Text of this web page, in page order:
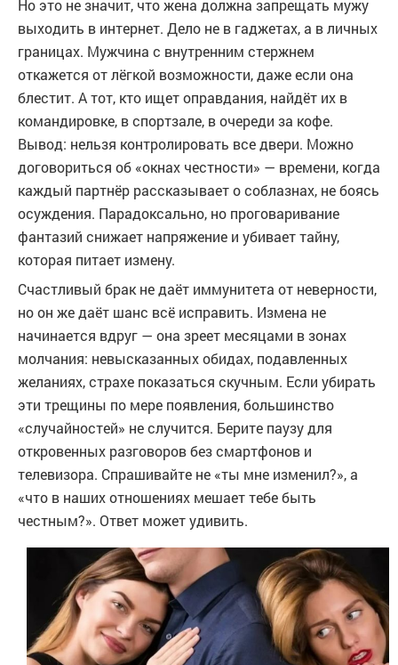
Но это не значит, что жена должна запрещать мужу
выходить в интернет. Дело не в гаджетах, а в личных
границах. Мужчина с внутренним стержнем
откажется от лёгкой возможности, даже если она
блестит. А тот, кто ищет оправдания, найдёт их в
командировке, в спортзале, в очереди за кофе.
Вывод: нельзя контролировать все двери. Можно
договориться об «окнах честности» — времени, когда
каждый партнёр рассказывает о соблазнах, не боясь
осуждения. Парадоксально, но проговаривание
фантазий снижает напряжение и убивает тайну,
которая питает измену.
Счастливый брак не даёт иммунитета от неверности,
но он же даёт шанс всё исправить. Измена не
начинается вдруг — она зреет месяцами в зонах
молчания: невысказанных обидах, подавленных
желаниях, страхе показаться скучным. Если убирать
эти трещины по мере появления, большинство
«случайностей» не случится. Берите паузу для
откровенных разговоров без смартфонов и
телевизора. Спрашивайте не «ты мне изменил?», а
«что в наших отношениях мешает тебе быть
честным?». Ответ может удивить.